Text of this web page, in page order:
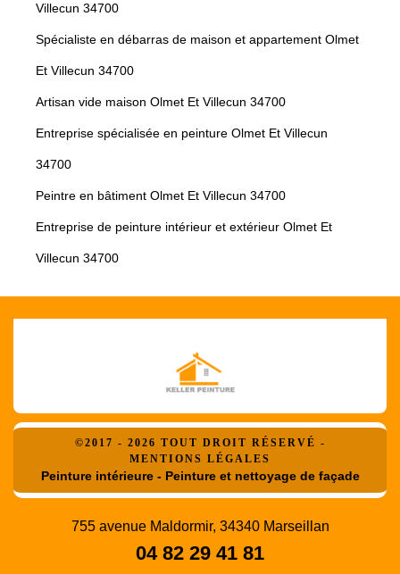
Villecun 34700
Spécialiste en débarras de maison et appartement Olmet
Et Villecun 34700
Artisan vide maison Olmet Et Villecun 34700
Entreprise spécialisée en peinture Olmet Et Villecun
34700
Peintre en bâtiment Olmet Et Villecun 34700
Entreprise de peinture intérieur et extérieur Olmet Et
Villecun 34700
©2017 - 2026 TOUT DROIT RÉSERVÉ -
MENTIONS LÉGALES
Peinture intérieure - Peinture et nettoyage de façade
755 avenue Maldormir, 34340 Marseillan
04 82 29 41 81